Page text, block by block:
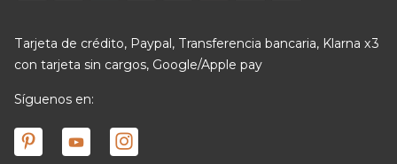
Tarjeta de crédito, Paypal, Transferencia bancaria, Klarna x3
con tarjeta sin cargos, Google/Apple pay
Síguenos en: